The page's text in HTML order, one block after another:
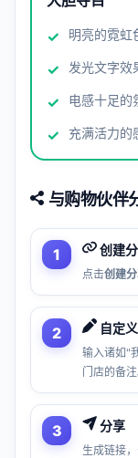
明亮的霓虹
发光文字效
电感十足的
充满活力的
与购物伙伴
创建
点击创建
自定义
输入诸如"
门店的备注
分享
生成链接